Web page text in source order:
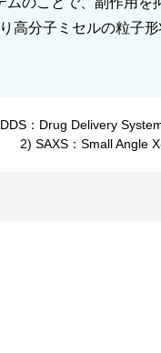
高分子ミセルの粒子
：Drug Delivery
2) SAXS：Small Angle